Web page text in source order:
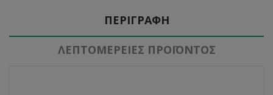
ΠΕΡΙΓΡΑΦΉ
ΛΕΠΤΟΜΈΡΕΙΕΣ ΠΡΟΪΌΝΤΟΣ